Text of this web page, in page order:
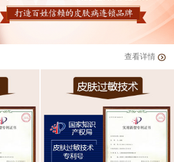
查看详情